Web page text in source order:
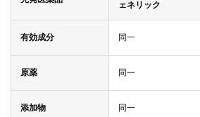
ェネリック
有効成分 同一
原薬 同一
添加物 同一